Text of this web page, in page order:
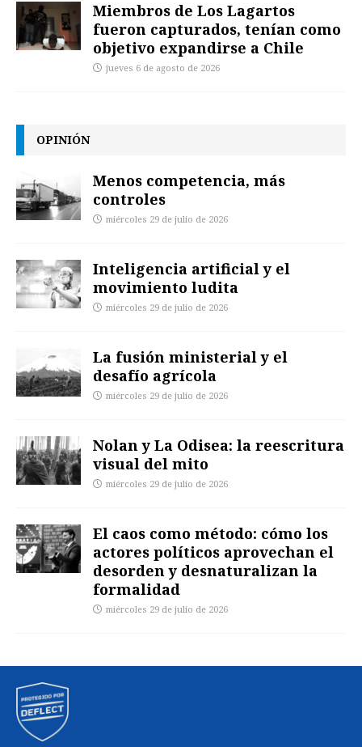
Miembros de Los Lagartos
fueron capturados, tenían como
objetivo expandirse a Chile
jueves 6 de agosto de 2026
OPINIÓN
Menos competencia, más
controles
miércoles 29 de julio de 2026
Inteligencia artificial y el
movimiento ludita
miércoles 29 de julio de 2026
La fusión ministerial y el
desafío agrícola
miércoles 29 de julio de 2026
Nolan y La Odisea: la reescritura
visual del mito
miércoles 29 de julio de 2026
El caos como método: cómo los
actores políticos aprovechan el
desorden y desnaturalizan la
formalidad
miércoles 29 de julio de 2026